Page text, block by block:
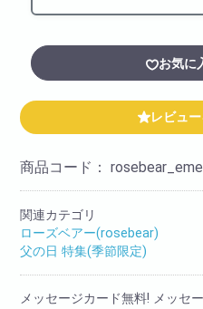
お気に
レビュ
商品コード：
関連カテゴリ
ローズベアー(rosebear)
父の日 特集(季節限定)
メッセージカード無料! メッセ